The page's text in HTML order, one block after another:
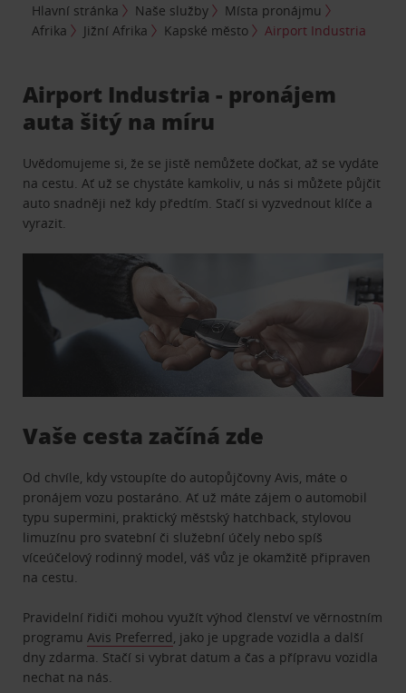
Hlavní stránka Naše služby
Místa pronájmu
Afrika
Jižní Afrika Kapské město Airport Industria
Airport Industria - pronájem
auta šitý na míru
Uvědomujeme si, že se jistě nemůžete dočkat, až se vydáte
na cestu. Ať už se chystáte kamkoliv, u nás si můžete půjčit
auto snadněji než kdy předtím. Stačí si vyzvednout klíče a
vyrazit.
Vaše cesta začíná zde
Od chvíle, kdy vstoupíte do autopůjčovny Avis, máte o
pronájem vozu postaráno. Ať už máte zájem o automobil
typu supermini, praktický městský hatchback, stylovou
limuzínu pro svatební či služební účely nebo spíš
víceúčelový rodinný model, váš vůz je okamžitě připraven
na cestu.
Pravidelní řidiči mohou využít výhod členství ve věrnostním
programuAvis Preferred, jako je upgrade vozidla a další
dny zdarma. Stačí si vybrat datum a čas a přípravu vozidla
nechat na nás.